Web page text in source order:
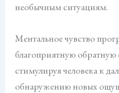
необычным ситуациям.
Ментальное чувство
благоприятную обратную
стимулируя человека к
обнаружению новых